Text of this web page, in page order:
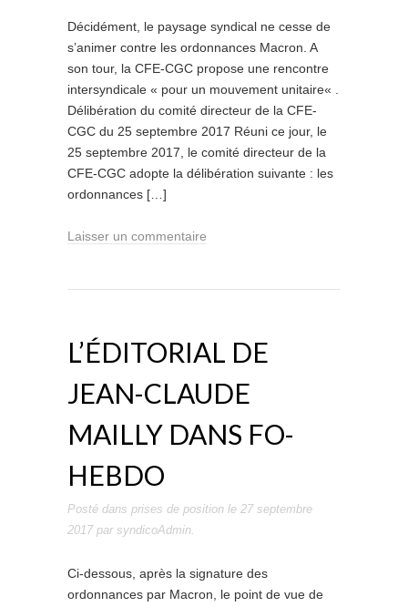
Décidément, le paysage syndical ne cesse de
s’animer contre les ordonnances Macron. A
son tour, la CFE-CGC propose une rencontre
intersyndicale « pour un mouvement unitaire« .
Délibération du comité directeur de la CFE-
CGC du 25 septembre 2017 Réuni ce jour, le
25 septembre 2017, le comité directeur de la
CFE-CGC adopte la délibération suivante : les
ordonnances […]
Laisser un commentaire
L’ÉDITORIAL DE
JEAN-CLAUDE
MAILLY DANS FO-
HEBDO
Posté dans prises de position le 27 septembre
2017par syndicoAdmin.
Ci-dessous, après la signature des
ordonnances par Macron, le point de vue de